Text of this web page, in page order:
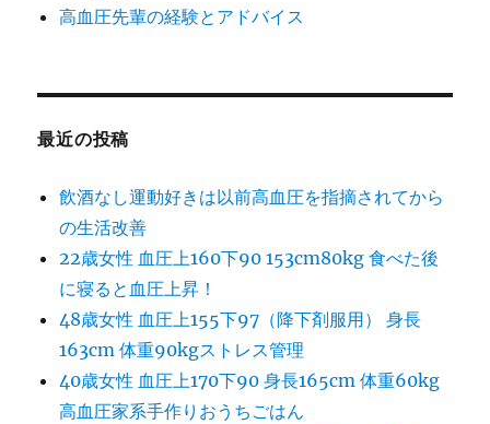
高血圧先輩の経験とアドバイス
最近の投稿
飲酒なし運動好きは以前高血圧を指摘されてから
の生活改善
22歳女性 血圧上160下90 153cm80kg 食べた後
に寝ると血圧上昇！
48歳女性 血圧上155下97（降下剤服用） 身長
163cm 体重90kgストレス管理
40歳女性 血圧上170下90 身長165cm 体重60kg
高血圧家系手作りおうちごはん